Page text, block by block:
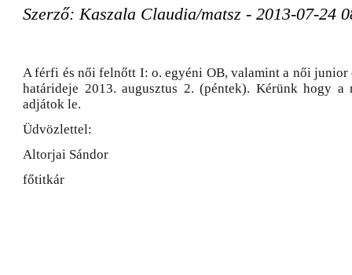
Szerző: Kaszala Claudia/matsz - 2013-07-24
A férfi és női felnőtt I: o. egyéni OB, valamint a női junior
határideje 2013. augusztus 2. (péntek). Kérünk hogy a
adjátok le.
Üdvözlettel:
Altorjai Sándor
főtitkár